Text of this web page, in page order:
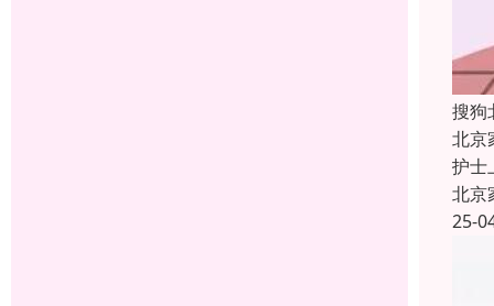
搜狗
北京
护士
北京
25-